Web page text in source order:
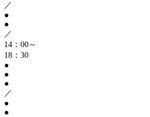
／
●
●
／
14：00～
18：30
●
●
●
／
●
●